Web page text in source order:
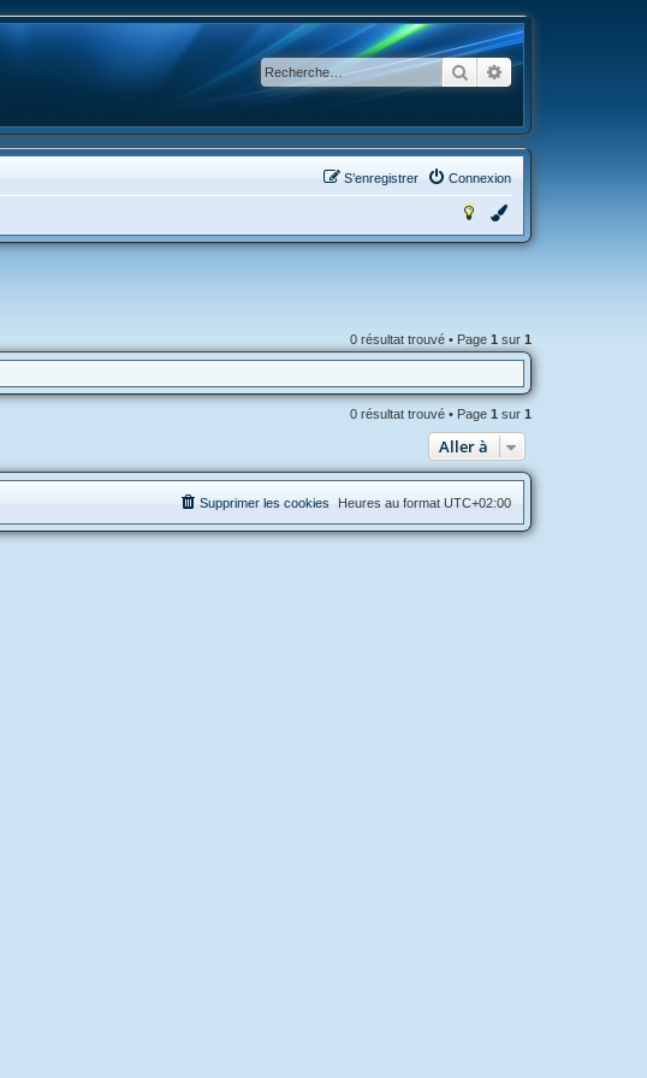
RechercherRecherche avancée
Connexion
S’enregistrer
0 résultat trouvé • Page 1 sur 1
0 résultat trouvé • Page 1 sur 1
Aller à
Heures au format UTC+02:00
Supprimer les cookies